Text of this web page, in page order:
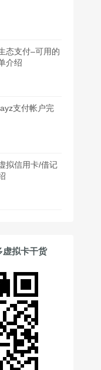
态支付–可用的
介绍
支付帐户完
拟信用卡/借记
虚拟卡干货